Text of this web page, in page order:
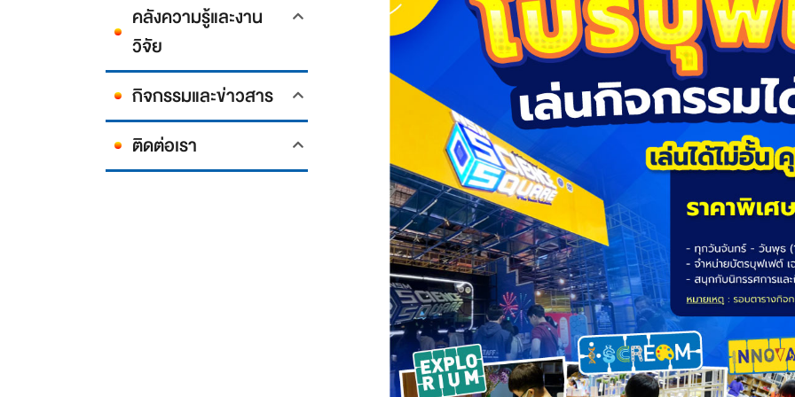
คลังความรู้และงาน
วิจัย
กิจกรรมและข่าวสาร
ติดต่อเรา